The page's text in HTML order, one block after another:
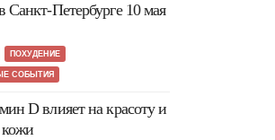
Санкт-Петербурге 10 мая
ПОХУДЕНИЕ
СОБЫТИЯ
D влияет на красоту и
кожи